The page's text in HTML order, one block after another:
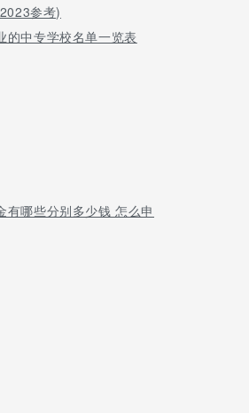
考状元
北京大学 新闻
参考)
的中专学校名单一览表
有哪些分别多少钱 怎么申